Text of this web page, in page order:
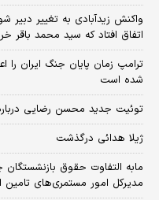
واکنش زیدآبادی به تغییر
اتفاق افتاد که سید محمد باقر
ترامپ زمان پایان جنگ ایران را
شده است
توئیت جدید محسن رضایی
ژیلا هدائی درگذشت
مابه التفاوت حقوق
مدیرکل امور مستمری‌های تامین